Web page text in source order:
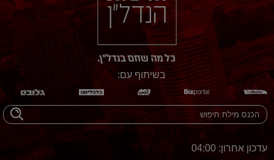
בשיתוף עם:
עדכון אחרון: 04:00